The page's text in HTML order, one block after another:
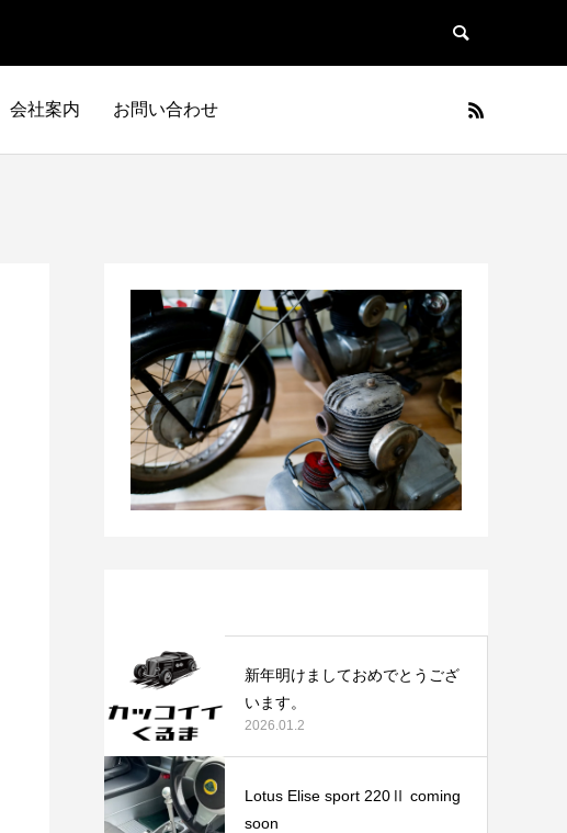
会社案内 お問い合わせ
日本車
JAPAN
フランス車
FRANCE
新年明けましておめでとうござ
います。
2026.01.2
Lotus Elise sport 220Ⅱ coming
soon